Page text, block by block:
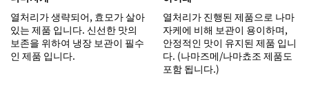
열처리가 생략되어, 효모가 살아
있는 제품 입니다. 신선한 맛의
보존을 위하여 냉장 보관이 필수
인 제품 입니다.
열처리가 진행된 제품으로 나마
자케에 비해 보관이 용이하며,
안정적인 맛이 유지된 제품 입니
다. (나마즈메/나마쵸조 제품도
포함 됩니다.)